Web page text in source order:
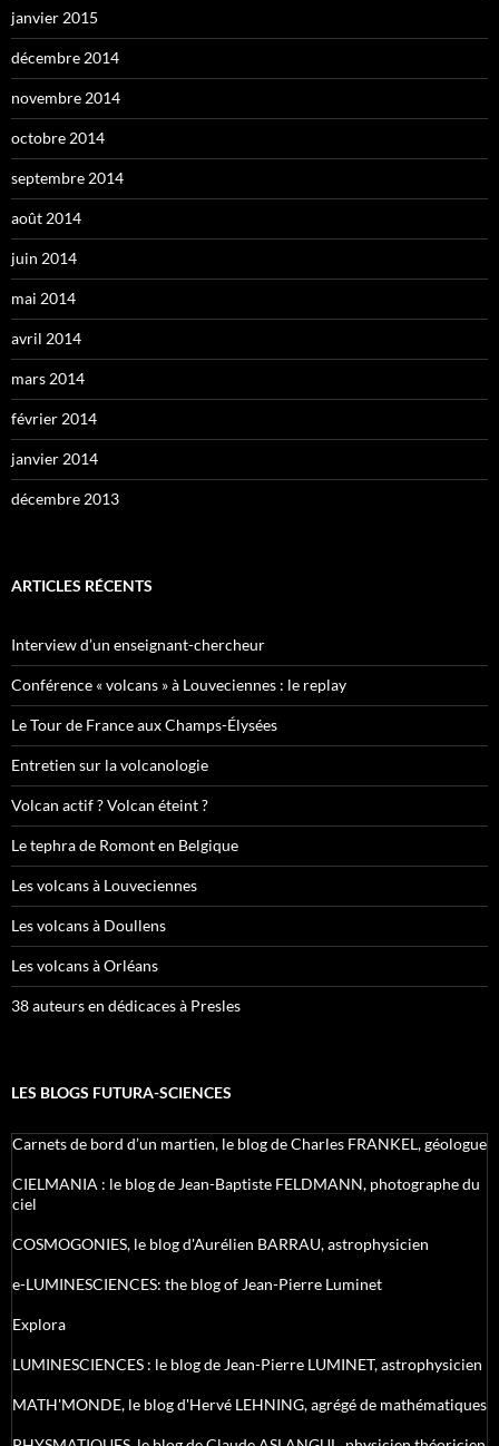
janvier 2015
décembre 2014
novembre 2014
octobre 2014
septembre 2014
août 2014
juin 2014
mai 2014
avril 2014
mars 2014
février 2014
janvier 2014
décembre 2013
ARTICLES RÉCENTS
Interview d’un enseignant-chercheur
Conférence « volcans » à Louveciennes : le replay
Le Tour de France aux Champs-Élysées
Entretien sur la volcanologie
Volcan actif ? Volcan éteint ?
Le tephra de Romont en Belgique
Les volcans à Louveciennes
Les volcans à Doullens
Les volcans à Orléans
38 auteurs en dédicaces à Presles
LES BLOGS FUTURA-SCIENCES
Carnets de bord d’un martien, le blog de Charles FRANKEL, géologue
CIELMANIA : le blog de Jean-Baptiste FELDMANN, photographe du
ciel
COSMOGONIES, le blog d'Aurélien BARRAU, astrophysicien
e-LUMINESCIENCES: the blog of Jean-Pierre Luminet
Explora
LUMINESCIENCES : le blog de Jean-Pierre LUMINET, astrophysicien
MATH'MONDE, le blog d'Hervé LEHNING, agrégé de mathématiques